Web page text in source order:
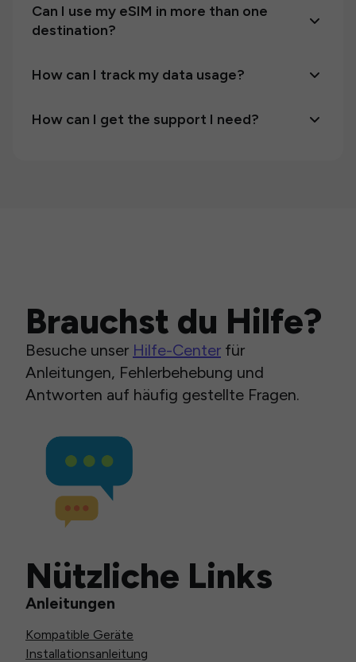
Can I use my eSIM in more than one
destination?
How can I track my data usage?
How can I get the support I need?
Brauchst du Hilfe?
Besuche unser Hilfe-Center für
Anleitungen, Fehlerbehebung und
Antworten auf häufig gestellte Fragen.
Nützliche Links
Anleitungen
Kompatible Geräte
Installationsanleitung